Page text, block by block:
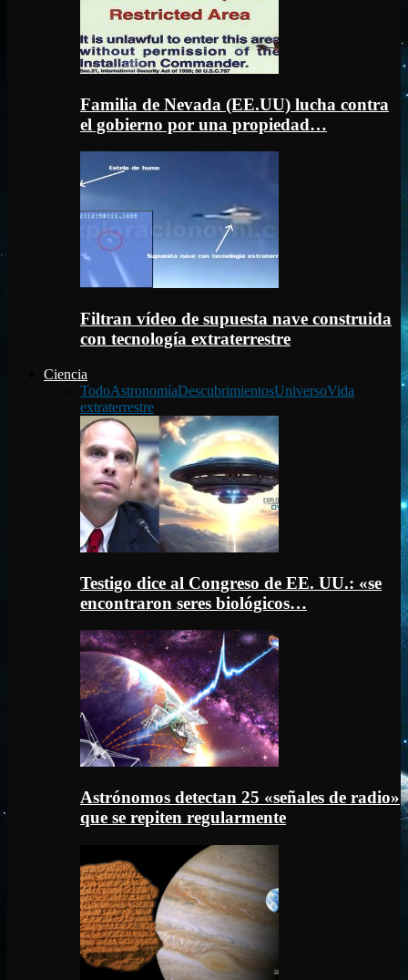
Familia de Nevada (EE.UU) lucha contra
el gobierno por una propiedad…
Filtran vídeo de supuesta nave construida
con tecnología extraterrestre
Ciencia
TodoAstronomíaDescubrimientosUniversoVida
extraterrestre
Testigo dice al Congreso de EE. UU.: «se
encontraron seres biológicos…
Astrónomos detectan 25 «señales de radio»
que se repiten regularmente